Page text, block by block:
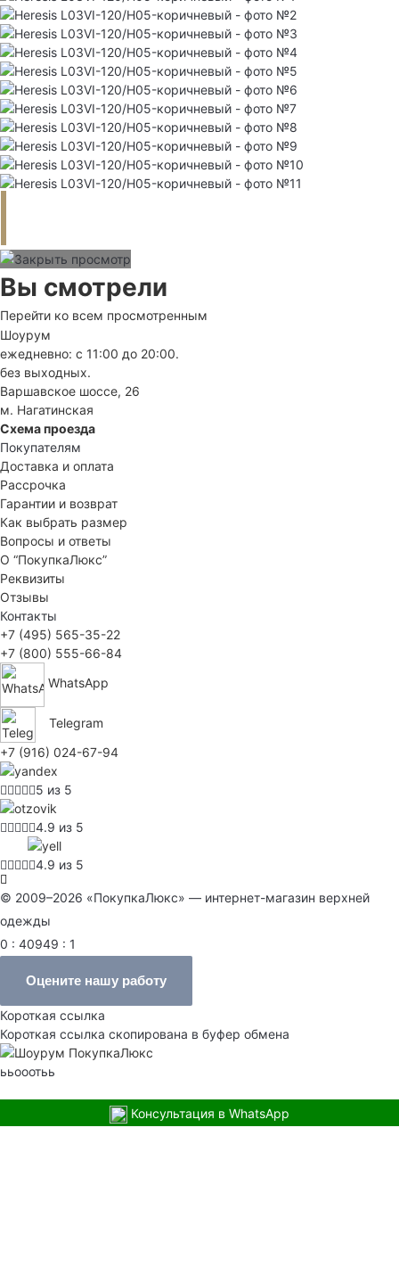
Вы смотрели
Перейти ко всем просмотренным
Шоурум
ежедневно: с 11:00 до 20:00.
без выходных.
Варшавское шоссе, 26
м. Нагатинская
Схема проезда
Покупателям
Доставка и оплата
Рассрочка
Гарантии и возврат
Как выбрать размер
Вопросы и ответы
О “ПокупкаЛюкс”
Реквизиты
Отзывы
Контакты
+7 (495) 565-35-22
+7 (800) 555-66-84
WhatsApp
Telegram
+7 (916) 024-67-94
5 из 5
4.9 из 5
4.9 из 5
© 2009–2026 «ПокупкаЛюкс» — интернет-магазин верхней
одежды
0 : 40949 : 1
Оцените нашу работу
Короткая ссылка
Короткая ссылка скопирована в буфер обмена
ььооотьь
Консультация в WhatsApp